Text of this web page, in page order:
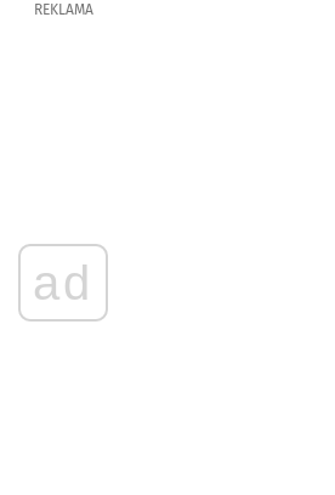
REKLAMA
ad